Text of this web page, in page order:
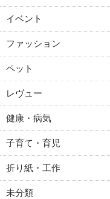
イベント
ファッション
ペット
レヴュー
健康・病気
子育て・育児
折り紙・工作
未分類